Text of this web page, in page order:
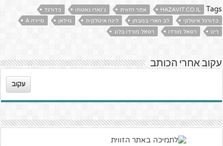
Tags
HAZAVIT.CO.IL אתר הזווית ג'נארו גאטוזו
כדורגל
כדורגל איטלקי
לב הארי במבחן ליגה איטלקית מילאן
סיירה A
רינו
רפאל מורדו רפאל מורדו בלוג
עקוב אחרי הכותב
עקוב